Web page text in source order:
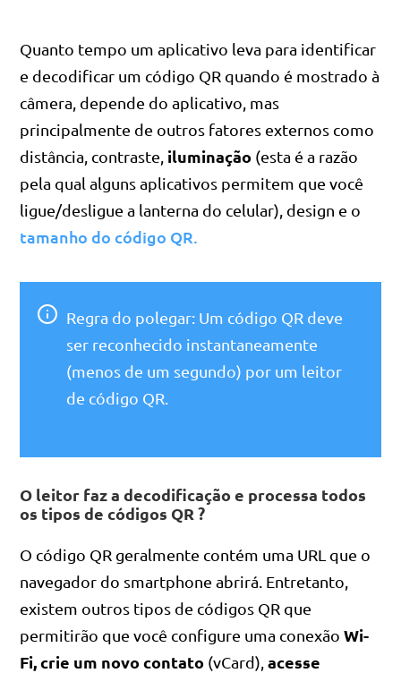
Quanto tempo um aplicativo leva para identificar
e decodificar um código QR quando é mostrado à
câmera, depende do aplicativo, mas
principalmente de outros fatores externos como
distância, contraste, iluminação (esta é a razão
pela qual alguns aplicativos permitem que você
ligue/desligue a lanterna do celular), design e o
tamanho do código QR.
Regra do polegar: Um código QR deve
ser reconhecido instantaneamente
(menos de um segundo) por um leitor
de código QR.
O leitor faz a decodificação e processa todos
os tipos de códigos QR ?
O código QR geralmente contém uma URL que o
navegador do smartphone abrirá. Entretanto,
existem outros tipos de códigos QR que
permitirão que você configure uma conexãoWi-
Fi, crie um novo contato (vCard),acesse